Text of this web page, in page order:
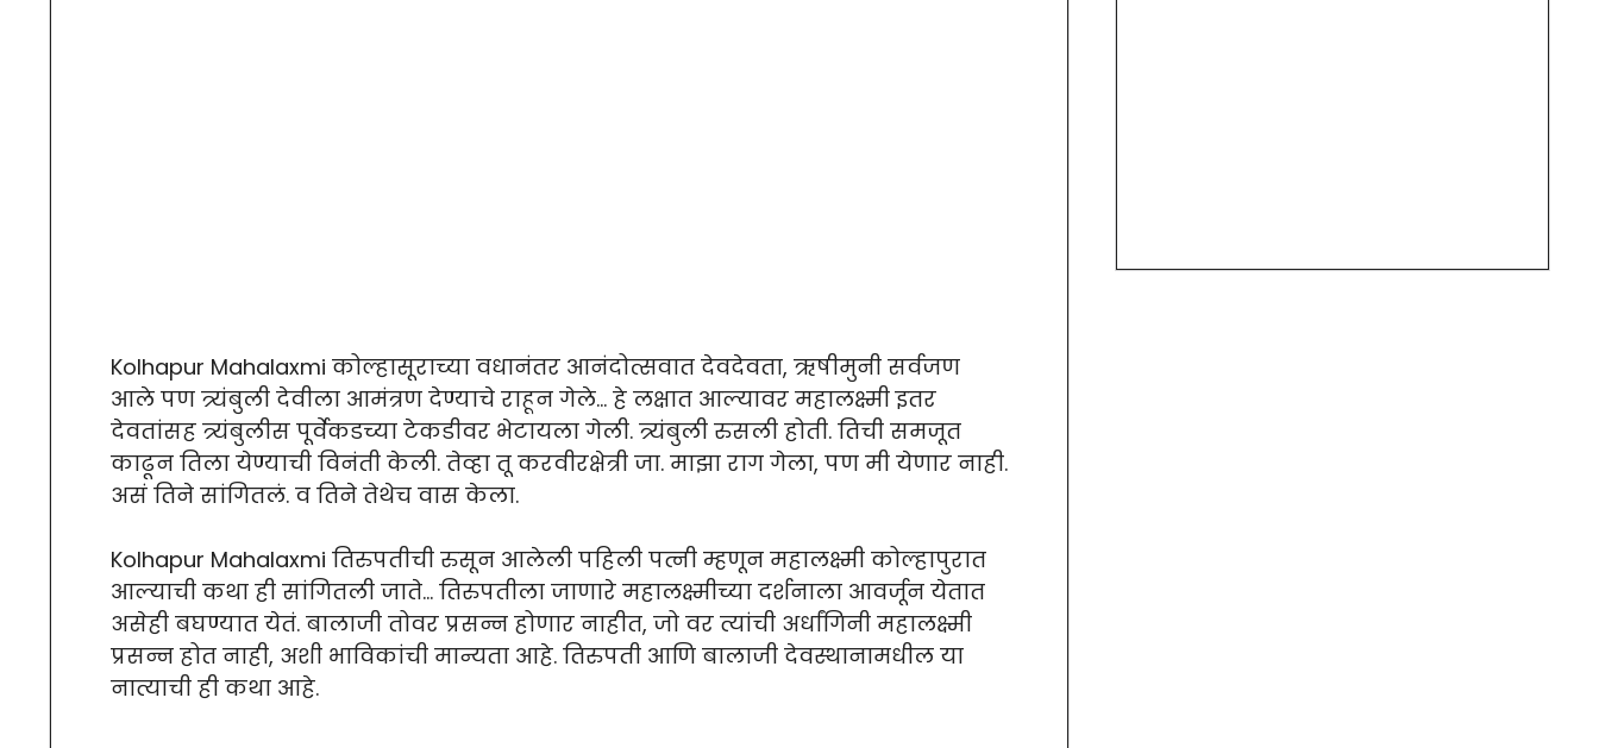
Kolhapur Mahalaxmi कोल्हासूराच्या वधानंतर आनंदोत्सवात देवदेवता, ऋषीमुनी सर्वजण
आले पण त्र्यंबुली देवीला आमंत्रण देण्याचे राहून गेले… हे लक्षात आल्यावर महालक्ष्मी इतर
देवतांसह त्र्यंबुलीस पूर्वेकडच्या टेकडीवर भेटायला गेली. त्र्यंबुली रुसली होती. तिची समजूत
काढून तिला येण्याची विनंती केली. तेव्हा तू करवीरक्षेत्री जा. माझा राग गेला, पण मी येणार नाही.
असं तिने सांगितलं. व तिने तेथेच वास केला.
Kolhapur Mahalaxmi तिरुपतीची रुसून आलेली पहिली पत्नी म्हणून महालक्ष्मी कोल्हापुरात
आल्याची कथा ही सांगितली जाते… तिरुपतीला जाणारे महालक्ष्मीच्या दर्शनाला आवर्जून येतात
असेही बघण्यात येतं. बालाजी तोवर प्रसन्न होणार नाहीत, जो वर त्यांची अर्धांगिनी महालक्ष्मी
प्रसन्न होत नाही, अशी भाविकांची मान्यता आहे. तिरुपती आणि बालाजी देवस्थानामधील या
नात्याची ही कथा आहे.